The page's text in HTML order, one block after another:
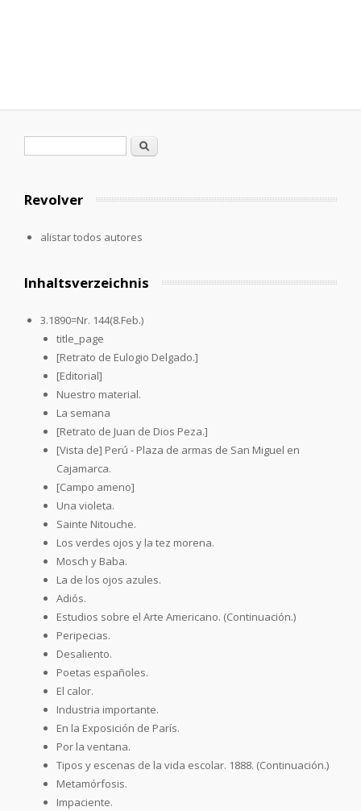
Formulario de búsqueda
Buscar
Revolver
alistar todos autores
Inhaltsverzeichnis
3.1890=Nr. 144(8.Feb.)
title_page
[Retrato de Eulogio Delgado.]
[Editorial]
Nuestro material.
La semana
[Retrato de Juan de Dios Peza.]
[Vista de] Perú - Plaza de armas de San Miguel en
Cajamarca.
[Campo ameno]
Una violeta.
Sainte Nitouche.
Los verdes ojos y la tez morena.
Mosch y Baba.
La de los ojos azules.
Adiós.
Estudios sobre el Arte Americano. (Continuación.)
Peripecias.
Desaliento.
Poetas españoles.
El calor.
Industria importante.
En la Exposición de París.
Por la ventana.
Tipos y escenas de la vida escolar. 1888. (Continuación.)
Metamórfosis.
Impaciente.